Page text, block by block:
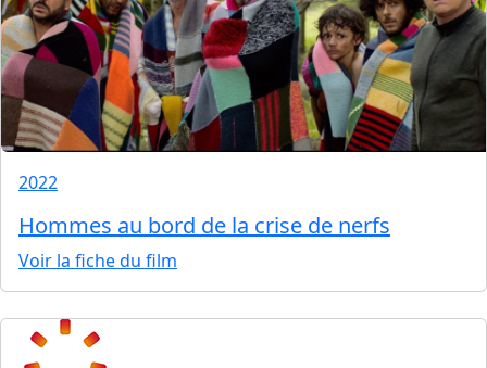
2022
Hommes au bord de la crise de nerfs
Voir la fiche du film